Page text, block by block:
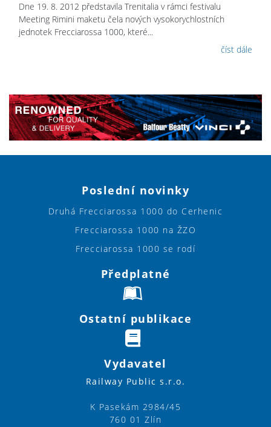
Dne 19. 8. 2012 představila Trenitalia v rámci festivalu
Meeting Rimini maketu čela nových vysokorychlostních
jednotek Frecciarossa 1000, které...
číst dále
Poslední novinky
Druhá Frecciarossa 1000 do Cerhenic
Frecciarossa 1000 na ŽZO
Frecciarossa 1000 se rodí
Předplatné
Ostatní publikace
Vydavatel
Railway Public s.r.o.
K Pasekám 2984/45
760 01 Zlín